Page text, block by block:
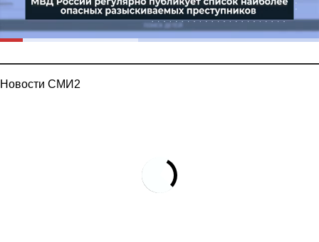
Новости СМИ2